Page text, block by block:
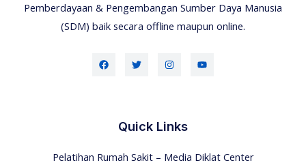
Pemberdayaan & Pengembangan Sumber Daya Manusia
(SDM) baik secara offline maupun online.
Quick Links
Pelatihan Rumah Sakit – Media Diklat Center